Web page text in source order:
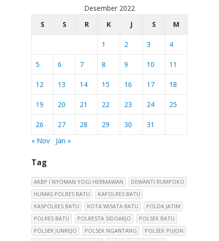
Desember 2022
S
S R K J S M
1 2 3 4
5 6 7 8 9 10 11
12 13 14 15 16 17 18
19 20 21 22 23 24 25
26 27 28 29 30
31
« Nov
Jan »
Tag
AKBP I NYOMAN YOGI HERMAWAN
DEWANTI RUMPOKO
HUMAS POLRES BATU
KAPOLRES BATU
KASPOLRES BATU
KOTA WISATA BATU
POLDA JATIM
POLRES BATU
POLRESTA SIDOARJO
POLSEK BATU
POLSEK JUNREJO
POLSEK NGANTANG
POLSEK PUJON